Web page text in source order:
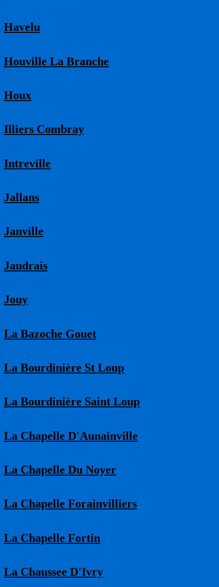
Havelu
Houville La Branche
Houx
Illiers Combray
Intreville
Jallans
Janville
Jaudrais
Jouy
La Bazoche Gouet
La Bourdinière St Loup
La Bourdinière Saint Loup
La Chapelle D'Aunainville
La Chapelle Du Noyer
La Chapelle Forainvilliers
La Chapelle Fortin
La Chaussee D'Ivry